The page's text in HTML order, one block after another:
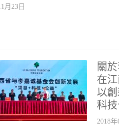
月23日
關
在
以
科
2018年